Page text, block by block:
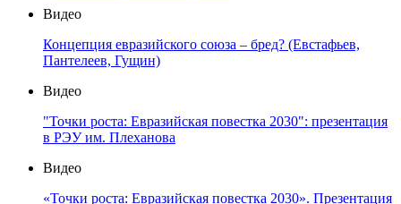
Видео
Концепция евразийского союза – бред? (Евстафьев,
Пантелеев, Гущин)
Видео
"Точки роста: Евразийская повестка 2030": презентация
в РЭУ им. Плеханова
Видео
«Точки роста: Евразийская повестка 2030». Презентация